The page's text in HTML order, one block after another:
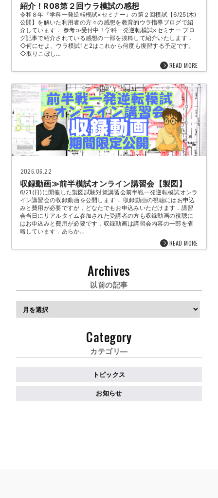
紹介！R08第２回ウラ模試の感想
令和８年『学科一発逆転模試×セミナー』の第２回模試【6/25(木)
公開】を解いた利用者の方々の感想を教育的ウラ指導ブログで紹
介しています． 参考≫受付中！学科一発逆転模試×セミナー ブロ
グ記事で紹介されている感想の一部を抜粋して紹介いたします．
◇何にせよ、ウラ模試1と2はこれから何度も復習する予定です。
◇取りこぼし…
READ MORE
2026.06.22
収録動画≫前半模試オンライン講習会【製図】
6/21(日)に開催した製図試験対策講習会前半戦一発逆転模試オンラ
イン講習会の収録動画を公開します． 収録動画の視聴にはお申込
みと費用が必要ですが，どなたでもお申込みいただけます．講習
会当日にリアルタイム参加された受講者の方も収録動画の視聴に
はお申込みと費用が必要です．収録動画は講習会内容の一部を省
略しています．あらか…
READ MORE
Archives
以前の記事
ー
Category
カテゴリ―
トピックス
お知らせ